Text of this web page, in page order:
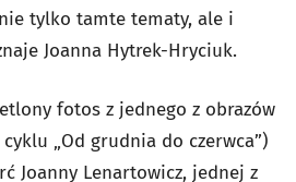
tylko tamte tematy, ale i
Joanna Hytrek-Hryciuk.
fotos z jednego z obrazów
„Od grudnia do czerwca”)
Joanny Lenartowicz, jednej z